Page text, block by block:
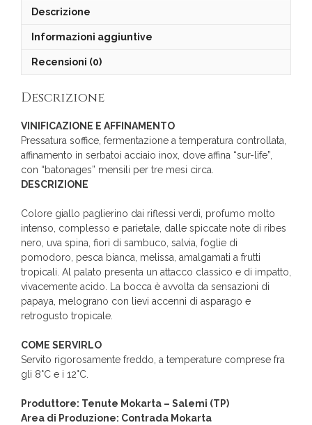
Descrizione
Informazioni aggiuntive
Recensioni (0)
Descrizione
VINIFICAZIONE E AFFINAMENTO
Pressatura soffice, fermentazione a temperatura controllata,
affinamento in serbatoi acciaio inox, dove affina “sur-life”,
con “batonages” mensili per tre mesi circa.
DESCRIZIONE
Colore giallo paglierino dai riflessi verdi, profumo molto
intenso, complesso e parietale, dalle spiccate note di ribes
nero, uva spina, fiori di sambuco, salvia, foglie di
pomodoro, pesca bianca, melissa, amalgamati a frutti
tropicali. Al palato presenta un attacco classico e di impatto,
vivacemente acido. La bocca è avvolta da sensazioni di
papaya, melograno con lievi accenni di asparago e
retrogusto tropicale.
COME SERVIRLO
Servito rigorosamente freddo, a temperature comprese fra
gli 8°C e i 12°C.
Produttore: Tenute Mokarta – Salemi (TP)
Area di Produzione: Contrada Mokarta